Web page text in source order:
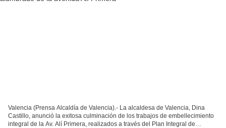
Valencia (Prensa Alcaldía de Valencia).- La alcaldesa de Valencia, Dina
Castillo, anunció la exitosa culminación de los trabajos de embellecimiento
integral de la Av. Alí Primera, realizados a través del Plan Integral de